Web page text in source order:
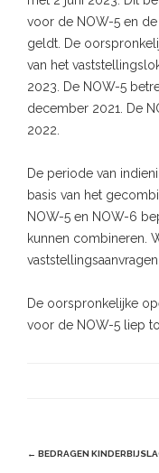
voor de NOW-5 en
geldt. De
van het
2023. De NOW-5
december 2021. De
2022.
De periode van
basis van het
NOW-5 en NOW-6
kunnen combineren.
De oorspronkelijke
voor de NOW-5 liep
Post
← BEDRAGEN